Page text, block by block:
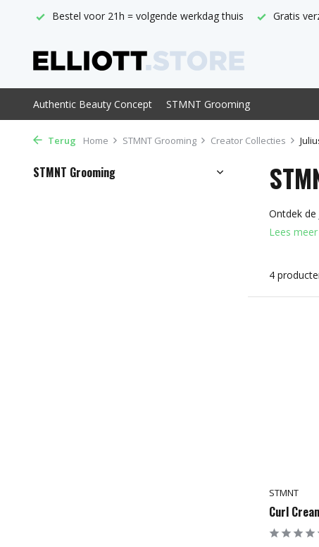
Bestel voor 21h = volgende werkdag thuis Gratis
Authentic Beauty Concept STMNT Grooming
Terug Home STMNT Grooming Creator Collecties
STMNT Grooming
Ontdek de
Lees meer
4
STMNT
Curl